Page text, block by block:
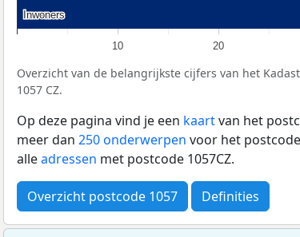
10 20
Inwoners
Inwoners
Overzicht van de belangrijkste cijfers van het
1057 CZ.
Op deze pagina vind je een kaartvan het
meer dan 250 onderwerpen voor het
alleadressen met postcode 1057CZ.
Overzicht postcode 1057 Definities